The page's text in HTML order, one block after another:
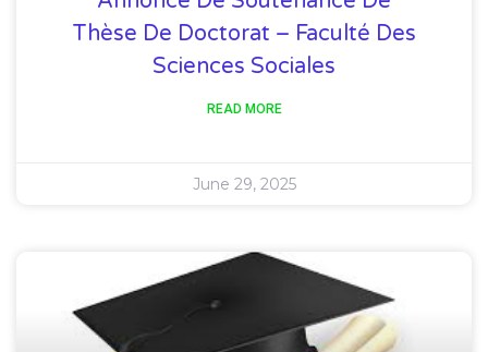
Thèse De Doctorat – Faculté Des
Sciences Sociales
READ MORE
June 29, 2025